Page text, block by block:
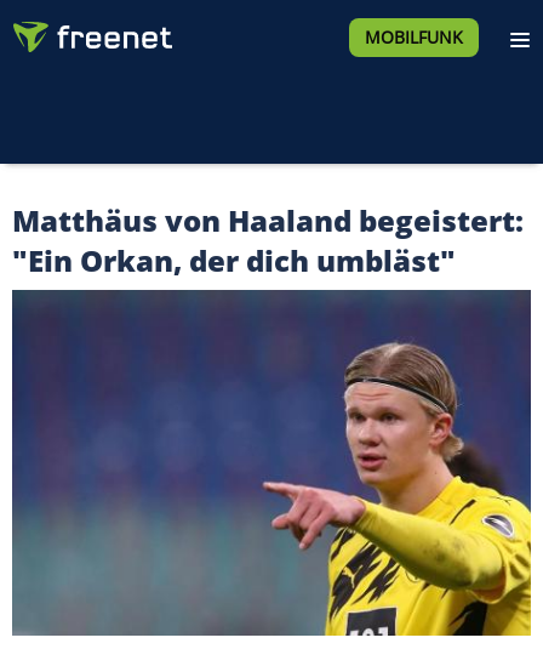
MOBILFUNK
Matthäus von Haaland begeistert:
"Ein Orkan, der dich umbläst"